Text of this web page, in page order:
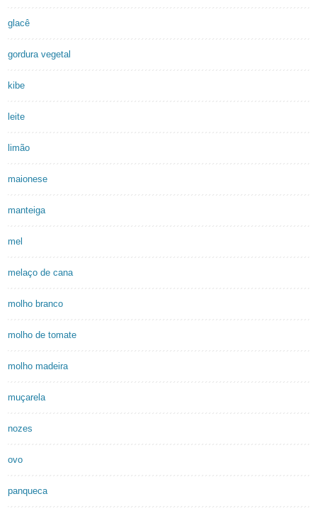
glacê
gordura vegetal
kibe
leite
limão
maionese
manteiga
mel
melaço de cana
molho branco
molho de tomate
molho madeira
muçarela
nozes
ovo
panqueca